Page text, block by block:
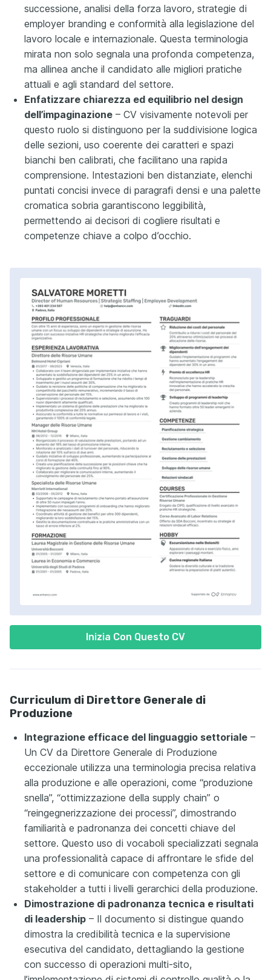
Inizia Con Questo CV
successione, analisi della forza lavoro, strategie di
employer branding e conformità alla legislazione del
lavoro locale e internazionale. Questa terminologia
mirata non solo segnala una profonda competenza,
ma allinea anche il candidato alle migliori pratiche
attuali e agli standard del settore.
Enfatizzare chiarezza ed equilibrio nel design
dell’impaginazione – CV visivamente notevoli per
questo ruolo si distinguono per la suddivisione logica
delle sezioni, uso coerente dei caratteri e spazi
bianchi ben calibrati, che facilitano una rapida
comprensione. Intestazioni ben distanziate, elenchi
puntati concisi invece di paragrafi densi e una palette
cromatica sobria garantiscono leggibilità,
permettendo ai decisori di cogliere risultati e
competenze chiave a colpo d’occhio.
Curriculum di Direttore Generale di
Produzione
Integrazione efficace del linguaggio settoriale –
Un CV da Direttore Generale di Produzione
eccezionale utilizza una terminologia precisa relativa
alla produzione e alle operazioni, come “produzione
snella”, “ottimizzazione della supply chain” o
“reingegnerizzazione dei processi”, dimostrando
familiarità e padronanza dei concetti chiave del
settore. Questo uso di vocaboli specializzati segnala
una professionalità capace di affrontare le sfide del
settore e di comunicare con competenza con gli
stakeholder a tutti i livelli gerarchici della produzione.
Dimostrazione di padronanza tecnica e risultati
di leadership – Il documento si distingue quando
dimostra la credibilità tecnica e la supervisione
esecutiva del candidato, dettagliando la gestione
con successo di operazioni multi-sito,